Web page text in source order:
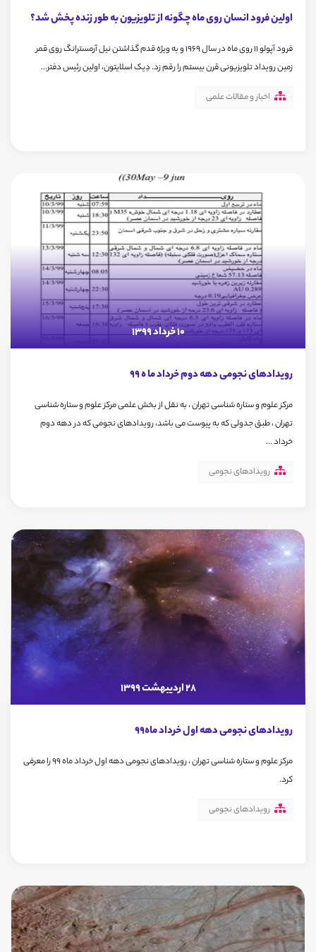
اولین فرود انسان روی ماه چگونه از تلویزیون به طور زنده پخش شد؟
فرود آپولو 11 روی ماه در سال 1969 و به ویژه قدم گذاشتن نیل آرمسترانگ روی قمر
زمین رویداد تلویزیونی قرن بیستم را رقم زد. دِیک اسلایتون، اولین رئیس دفتر...
اخبار و مقالات علمی
10 خرداد 1399
رویدادهای نجومی دهه دوم خرداد ما ه 99
مرکز علوم و ستاره شناسی تهران ، به نقل از بخش علمی مرکز علوم و ستاره شناسی
تهران ، طبق جدولی که به پیوست می باشد، رویدادهای نجومی که در دهه دوم
خرداد ...
رویدادهای نجومی
28 اردیبهشت 1399
رویدادهای نجومی دهه اول خرداد ماه99
مرکز علوم و ستاره شناسی تهران ، رویدادهای نجومی دهه اول خرداد ماه 99 را معرفی
کرد.
رویدادهای نجومی